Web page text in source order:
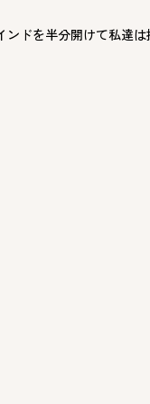
ンドを半分開けて私達は